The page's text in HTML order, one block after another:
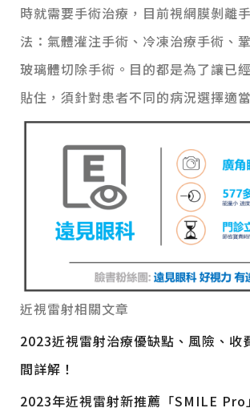
時就需要手術治療，目前視網膜剝離
法：氣體灌注手術、冷凍治療手術、
玻璃體切除手術。目的都是為了讓已
貼住，須針對患者不同的病況選擇適
近視雷射相關文章
2023近視雷射治療優缺點、風險、收
間詳解！
2023年近視雷射新推薦「SMILE Pro